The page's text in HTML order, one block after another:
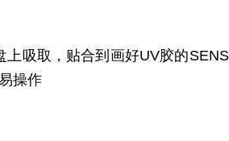
上吸取，贴合到画好UV胶的
操作